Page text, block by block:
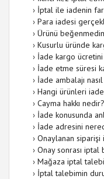
› İptal ile iadenin
› Para iadesi
› Ürünü
› Kusurlu üründe
› İade kargo
› İade etme süresi
› İade ambalajı
› Hangi ürünleri
› Cayma hakkı nedir?
› İade konusunda
› İade adresini
› Onaylanan
› Onay sonrası iptal
› Mağaza iptal
› İptal talebimin